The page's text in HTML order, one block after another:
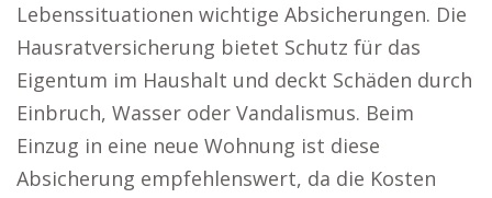
Lebenssituationen wichtige Absicherungen. Die
Hausratversicherung bietet Schutz für das
Eigentum im Haushalt und deckt Schäden durch
Einbruch, Wasser oder Vandalismus. Beim
Einzug in eine neue Wohnung ist diese
Absicherung empfehlenswert, da die Kosten